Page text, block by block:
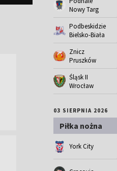
Nowy Targ
Podbeskidzie
Bielsko-Biała
Znicz
Pruszków
Śląsk II
Wrocław
03 SIERPNIA 2026
Piłka nożna
York City